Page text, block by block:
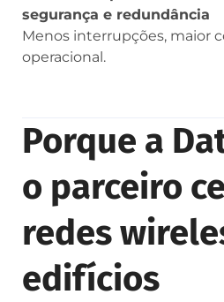
segurança e redundância
Menos interrupções, maior
operacional.
Porque a
o parceiro
redes
edifícios